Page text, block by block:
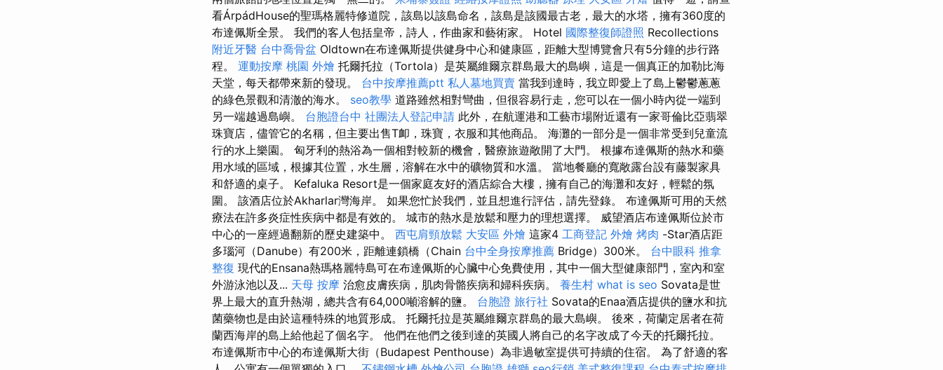
看ÁrpádHouse的聖瑪格麗特修道院，該島以該島命名，該島是該國最古老，最大的水塔，擁有360度的
布達佩斯全景。 我們的客人包括皇帝，詩人，作曲家和藝術家。 Hotel 國際整復師證照 Recollections
附近牙醫 台中喬骨盆 Oldtown在布達佩斯提供健身中心和健康區，距離大型博覽會只有5分鐘的步行路
程。 運動按摩 桃園 外燴 托爾托拉（Tortola）是英屬維爾京群島最大的島嶼，這是一個真正的加勒比海
天堂，每天都帶來新的發現。 台中按摩推薦ptt 私人墓地買賣 當我到達時，我立即愛上了島上鬱鬱蔥蔥
的綠色景觀和清澈的海水。 seo教學 道路雖然相對彎曲，但很容易行走，您可以在一個小時內從一端到
另一端越過島嶼。 台胞證台中 社團法人登記申請 此外，在航運港和工藝市場附近還有一家哥倫比亞翡翠
珠寶店，儘管它的名稱，但主要出售T卹，珠寶，衣服和其他商品。 海灘的一部分是一個非常受到兒童流
行的水上樂園。 匈牙利的熱浴為一個相對較新的機會，醫療旅遊敞開了大門。 根據布達佩斯的熱水和藥
用水域的區域，根據其位置，水生層，溶解在水中的礦物質和水溫。 當地餐廳的寬敞露台設有藤製家具
和舒適的桌子。 Kefaluka Resort是一個家庭友好的酒店綜合大樓，擁有自己的海灘和友好，輕鬆的氛
圍。 該酒店位於Akharlar灣海岸。 如果您忙於我們，並且想進行評估，請先登錄。 布達佩斯可用的天然
療法在許多炎症性疾病中都是有效的。 城市的熱水是放鬆和壓力的理想選擇。 威望酒店布達佩斯位於市
中心的一座經過翻新的歷史建築中。 西屯肩頸放鬆 大安區 外燴 這家4 工商登記 外燴 烤肉 -Star酒店距
多瑙河（Danube）有200米，距離連鎖橋（Chain 台中全身按摩推薦 Bridge）300米。 台中眼科 推拿
整復 現代的Ensana熱瑪格麗特島可在布達佩斯的心臟中心免費使用，其中一個大型健康部門，室內和室
外游泳池以及... 天母 按摩 治愈皮膚疾病，肌肉骨骼疾病和婦科疾病。 養生村 what is seo Sovata是世
界上最大的直升熱湖，總共含有64,000噸溶解的鹽。 台胞證 旅行社 Sovata的Enaa酒店提供的鹽水和抗
菌藥物也是由於這種特殊的地質形成。 托爾托拉是英屬維爾京群島的最大島嶼。 後來，荷蘭定居者在荷
蘭西海岸的島上給他起了個名字。 他們在他們之後到達的英國人將自己的名字改成了今天的托爾托拉。
布達佩斯市中心的布達佩斯大街（Budapest Penthouse）為非過敏室提供可持續的住宿。 為了舒適的客